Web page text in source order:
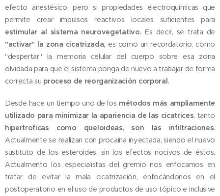
efecto anestésico, pero si propiedades electroquímicas que
permite crear impulsos reactivos locales suficientes para
estimular al sistema neurovegetativo. Es decir, se trata de
"activar" la zona cicatrizada, es como un recordatorio, como
"despertar" la memoria celular del cuerpo sobre esa zona
olvidada para que el sistema ponga de nuevo a trabajar de forma
correcta su proceso de reorganización corporal.
Desde hace un tiempo uno de los métodos más ampliamente
utilizado para minimizar la apariencia de las cicatrices, tanto
hipertroficas como queloideas, son las infiltraciones.
Actualmente se realizan con procaína inyectada, siendo el nuevo
sustituto de los esteroides, sin los efectos nocivos de éstos.
Actualmento los especialistas del gremio nos enfocamos en
tratar de evitar la mala cicatrización, enfocándonos en el
postoperatorio en el uso de productos de uso tópico e inclusive